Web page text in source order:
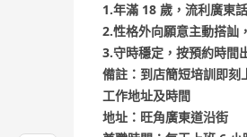
1.年滿 18 歲，流利廣東話
2.性格外向願意主動搭訕
3.守時穩定，按預約時間
備註：到店簡短培訓即刻
工作地址及時間
地址：旺角廣東道沿街